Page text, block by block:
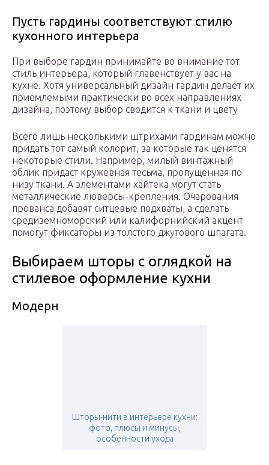
Пусть гардины соответствуют стилю
кухонного интерьера
При выборе гардин принимайте во внимание тот
стиль интерьера, который главенствует у вас на
кухне. Хотя универсальный дизайн гардин делает их
приемлемыми практически во всех направлениях
дизайна, поэтому выбор сводится к ткани и цвету
Всего лишь несколькими штрихами гардинам можно
придать тот самый колорит, за которые так ценятся
некоторые стили. Например, милый винтажный
облик придаст кружевная тесьма, пропущенная по
низу ткани. А элементами хайтека могут стать
металлические люверсы-крепления. Очарования
прованса добавят ситцевые подхваты, а сделать
средиземноморский или калифорнийский акцент
помогут фиксаторы из толстого джутового шпагата.
Выбираем шторы с оглядкой на
стилевое оформление кухни
Модерн
Шторы-нити в интерьере кухни:
фото, плюсы и минусы,
особенности ухода